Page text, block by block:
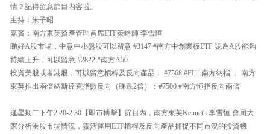
情？記得留意節目內容啦。
主持：朱子昭
嘉賓：南方東英資產管理首席ETF策略師 李雪恒
睇好A股市場，中意中小盤股可以留意 #3147 #南方中創業板ETF 認為A股能夠
持續上升，可以留意 #2822 #南方A50
投資美股或者港股，可以留意槓桿及反向產品： #7568 #FI二南方納指 ； 南方
東英推出兩倍納斯達克指數反向（睇跌2倍）；#7500 #南方恒指反向兩倍
逢星期二下午2:20-2:30【即市搏擊】節目內，南方東英Kenneth 李雪恒 會同大
家分析港股市場情況，靈活運用ETF槓桿及反向產品捕捉不同市況的投資機